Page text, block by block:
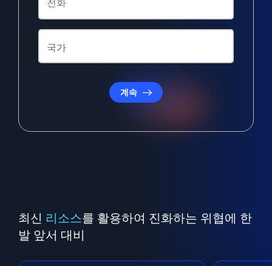
계속
최신 리소스를 활용하여 진화하는 위협에 한
발 앞서 대비